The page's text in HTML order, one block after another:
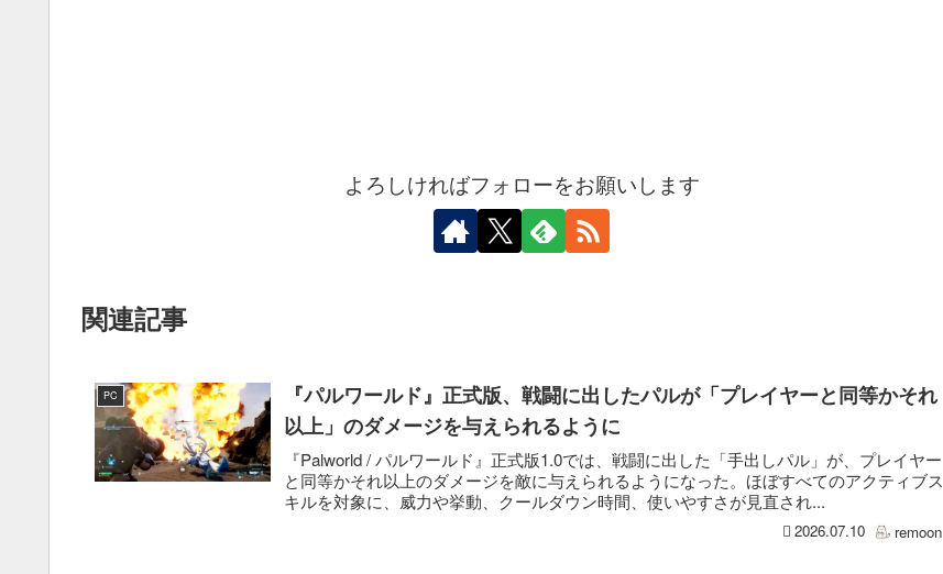
よろしければフォローをお願いします
関連記事
PC
『パルワールド』正式版、戦闘に出したパルが「プレイヤーと同等かそれ
以上」のダメージを与えられるように
『Palworld / パルワールド』正式版1.0では、戦闘に出した「手出しパル」が、プレイヤー
と同等かそれ以上のダメージを敵に与えられるようになった。ほぼすべてのアクティブス
キルを対象に、威力や挙動、クールダウン時間、使いやすさが見直され...
2026.07.10 remoon